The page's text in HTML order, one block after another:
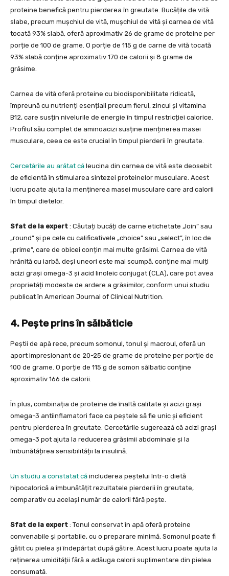
proteine benefică pentru pierderea în greutate. Bucățile de vită
slabe, precum mușchiul de vită, mușchiul de vită și carnea de vită
tocată 93% slabă, oferă aproximativ 26 de grame de proteine per
porție de 100 de grame. O porție de 115 g de carne de vită tocată
93% slabă conține aproximativ 170 de calorii și 8 grame de
grăsime.
Carnea de vită oferă proteine cu biodisponibilitate ridicată,
împreună cu nutrienți esențiali precum fierul, zincul și vitamina
B12, care susțin nivelurile de energie în timpul restricției calorice.
Profilul său complet de aminoacizi susține menținerea masei
musculare, ceea ce este crucial în timpul pierderii în greutate.
Cercetările au arătat că leucina din carnea de vită este deosebit
de eficientă în stimularea sintezei proteinelor musculare. Acest
lucru poate ajuta la menținerea masei musculare care ard calorii
în timpul dietelor.
Sfat de la expert : Căutați bucăți de carne etichetate „loin” sau
„round” și pe cele cu calificativele „choice” sau „select”, în loc de
„prime”, care de obicei conțin mai multe grăsimi. Carnea de vită
hrănită cu iarbă, deși uneori este mai scumpă, conține mai mulți
acizi grași omega-3 și acid linoleic conjugat (CLA), care pot avea
proprietăți modeste de ardere a grăsimilor, conform unui studiu
publicat în American Journal of Clinical Nutrition.
4. Pește prins în sălbăticie
Peștii de apă rece, precum somonul, tonul și macroul, oferă un
aport impresionant de 20-25 de grame de proteine per porție de
100 de grame. O porție de 115 g de somon sălbatic conține
aproximativ 166 de calorii.
În plus, combinația de proteine de înaltă calitate și acizi grași
omega-3 antiinflamatori face ca peștele să fie unic și eficient
pentru pierderea în greutate. Cercetările sugerează că acizi grași
omega-3 pot ajuta la reducerea grăsimii abdominale și la
îmbunătățirea sensibilității la insulină.
Un studiu a constatat că includerea peștelui într-o dietă
hipocalorică a îmbunătățit rezultatele pierderii în greutate,
comparativ cu același număr de calorii fără pește.
Sfat de la expert : Tonul conservat în apă oferă proteine
convenabile și portabile, cu o preparare minimă. Somonul poate fi
gătit cu pielea și îndepărtat după gătire. Acest lucru poate ajuta la
reținerea umidității fără a adăuga calorii suplimentare din pielea
consumată.